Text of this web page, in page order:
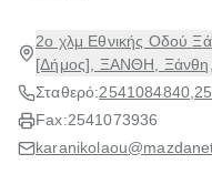
2ο χλμ Εθνικής Οδού
[Δήμος], ΞΑΝΘΗ,
Σταθερό:2541084840
Fax:2541073936